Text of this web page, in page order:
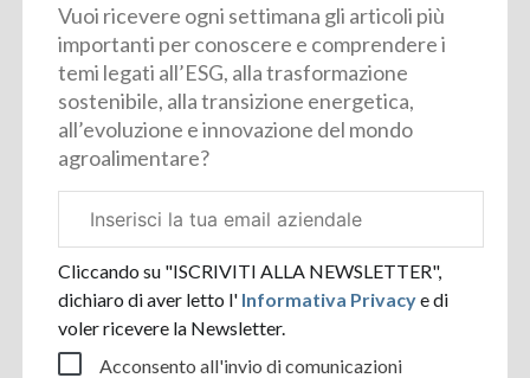
Vuoi ricevere ogni settimana gli articoli più
importanti per conoscere e comprendere i
temi legati all’ESG, alla trasformazione
sostenibile, alla transizione energetica,
all’evoluzione e innovazione del mondo
agroalimentare?
aziendale
Cliccando su "ISCRIVITI ALLA NEWSLETTER",
dichiaro di aver letto l' Informativa Privacye di
voler ricevere la Newsletter.
Acconsento all'invio di comunicazioni